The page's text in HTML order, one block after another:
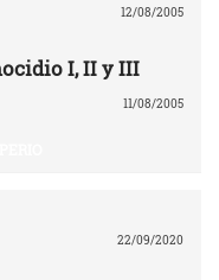
12/08/2005
I, II y III
11/08/2005
22/09/2020